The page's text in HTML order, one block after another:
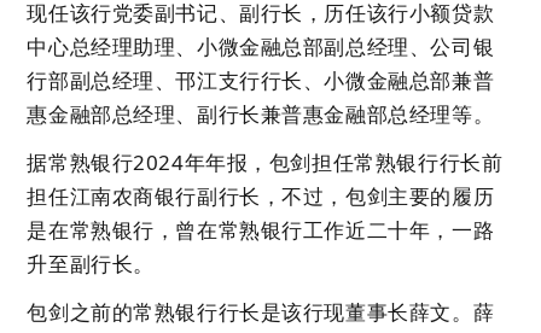
现任该行党委副书记、副行长，历任该行小额贷款
中心总经理助理、小微金融总部副总经理、公司银
行部副总经理、邗江支行行长、小微金融总部兼普
惠金融部总经理、副行长兼普惠金融部总经理等。
据常熟银行2024年年报，包剑担任常熟银行行长前
担任江南农商银行副行长，不过，包剑主要的履历
是在常熟银行，曾在常熟银行工作近二十年，一路
升至副行长。
包剑之前的常熟银行行长是该行现董事长薛文。薛